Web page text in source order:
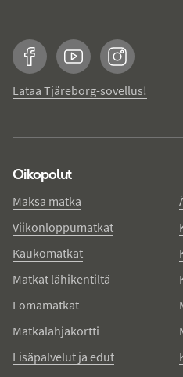
FacebookYouTubeInstagram
Lataa Tjäreborg-sovellus!
Oikopolut
Maksa matka
Viikonloppumatkat
Kaukomatkat
Matkat lähikentiltä
Lomamatkat
Matkalahjakortti
Lisäpalvelut ja edut